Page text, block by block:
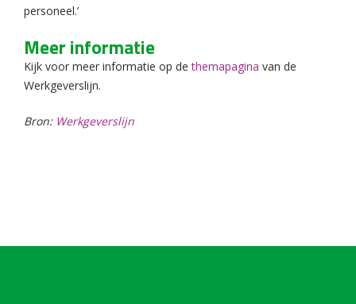
personeel.’
Meer informatie
Kijk voor meer informatie op dethemapagina van de
Werkgeverslijn.
Bron: Werkgeverslijn